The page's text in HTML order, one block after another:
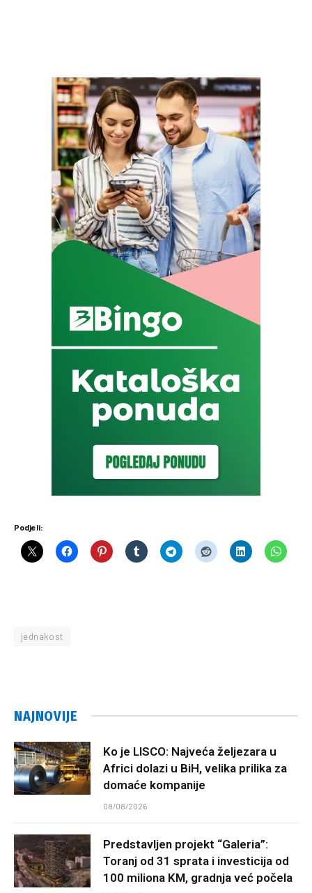
Podjeli:
jednakost
NAJNOVIJE
Ko je LISCO: Najveća željezara u
Africi dolazi u BiH, velika prilika za
domaće kompanije
08/08/2026
Predstavljen projekt “Galeria”:
Toranj od 31 sprata i investicija od
100 miliona KM, gradnja već počela